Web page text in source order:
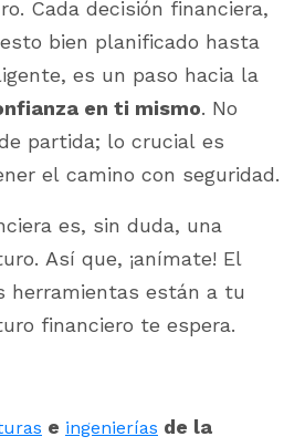
Cada decisión financiera,
bien planificado hasta
es un paso hacia la
en ti mismo. No
partida; lo crucial es
el camino con seguridad.
es, sin duda, una
Así que, ¡anímate! El
herramientas están a tu
financiero te espera.
e ingenierías de la